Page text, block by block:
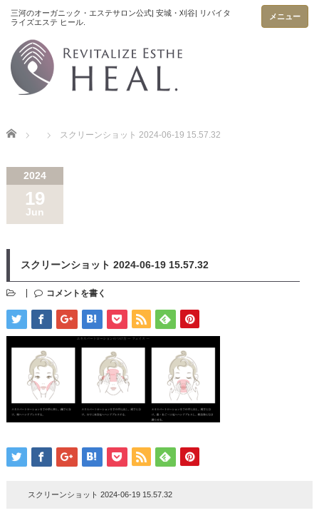
メニュー
Home スクリーンショット 2024-06-19 15.57.32
2024
19
Jun
スクリーンショット 2024-06-19 15.57.32
コメントを書く
スクリーンショット 2024-06-19 15.57.32